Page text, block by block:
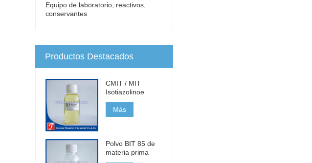
Equipo de laboratorio, reactivos,
conservantes
Productos Destacados
CMIT / MIT
Isotiazolinoe
Más
Polvo BIT 85 de
materia prima